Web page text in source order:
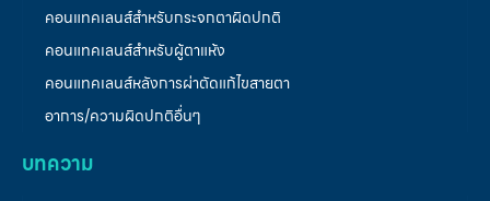
คอนแทคเลนส์สำหรับกระจกตาผิดปกติ
คอนแทคเลนส์สำหรับผู้ตาแห้ง
คอนแทคเลนส์หลังการผ่าตัดแก้ไขสายตา
อาการ/ความผิดปกติอื่นๆ
บทความ